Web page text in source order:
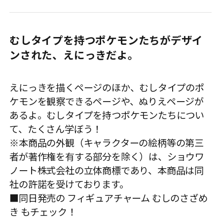
むしタイプを持つポケモンたちがデザイ
ンされた、えにっきだよ。
えにっきを描くページのほか、むしタイプのポ
ケモンを観察できるページや、ぬりえページが
あるよ。むしタイプを持つポケモンたちについ
て、たくさん学ぼう！
※本商品の外観（キャラクターの絵柄等の第三
者が著作権を有する部分を除く）は、ショウワ
ノート株式会社の立体商標であり、本商品は同
社の許諾を受けております。
■同日発売の フィギュアチャーム むしのさざめ
き もチェック！